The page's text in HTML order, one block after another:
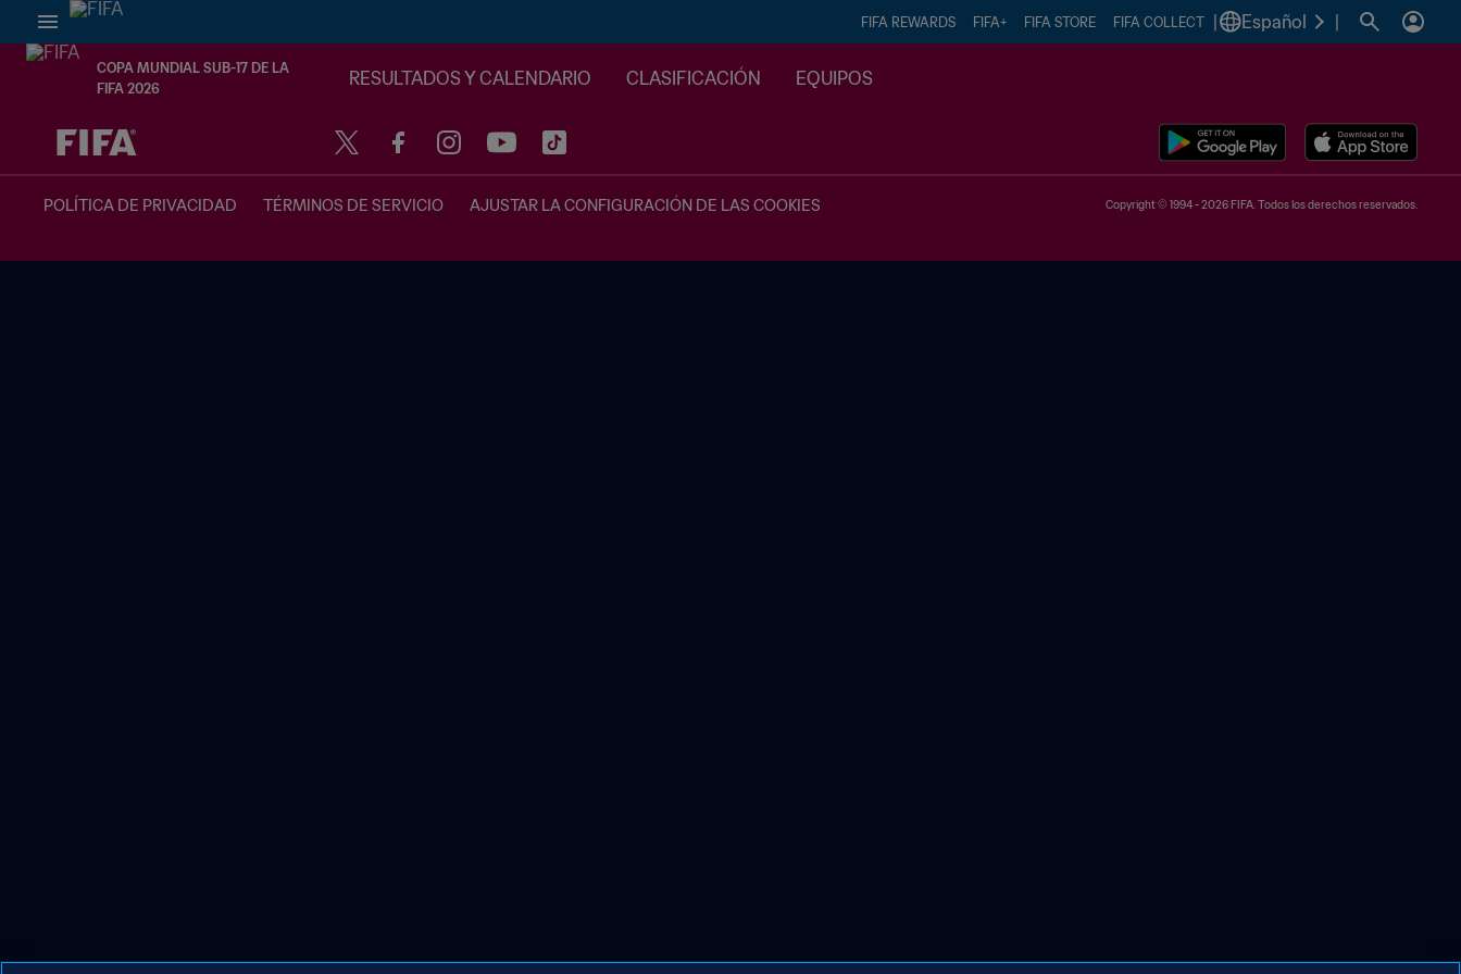
FIFA REWARDS FIFA+ FIFA STORE FIFA COLLECT Español
COPA MUNDIAL SUB-17 DE LA
FIFA 2026
RESULTADOS Y CALENDARIO CLASIFICACIÓN EQUIPOS
{equipoLocal} - {equipoVisitante}
POLÍTICA DE PRIVACIDAD TÉRMINOS DE SERVICIO AJUSTAR LA CONFIGURACIÓN DE LAS COOKIES Copyright © 1994 - 2026 FIFA. Todos los derechos reservados.